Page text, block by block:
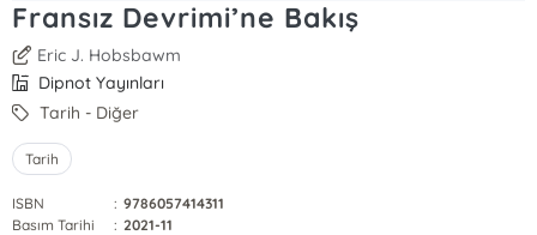
Fransız Devrimi’ne Bakış
Eric J. Hobsbawm
Dipnot Yayınları
Tarih - Diğer
Tarih
ISBN : 9786057414311
Basım Tarihi
: 2021-11